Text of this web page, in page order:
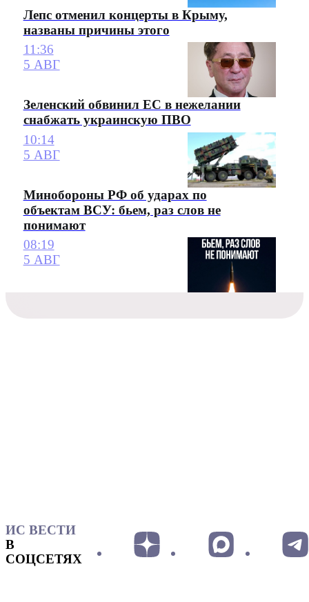
Лепс отменил концерты в Крыму,
названы причины этого
11:36
5 АВГ
Зеленский обвинил ЕС в нежелании
снабжать украинскую ПВО
10:14
5 АВГ
Минобороны РФ об ударах по
объектам ВСУ: бьем, раз слов не
понимают
08:19
5 АВГ
ИС ВЕСТИ
В
СОЦСЕТЯХ